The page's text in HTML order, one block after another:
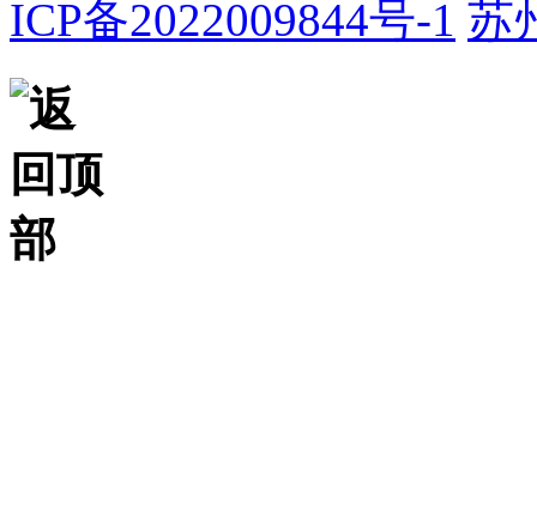
ICP备2022009844号-1 苏